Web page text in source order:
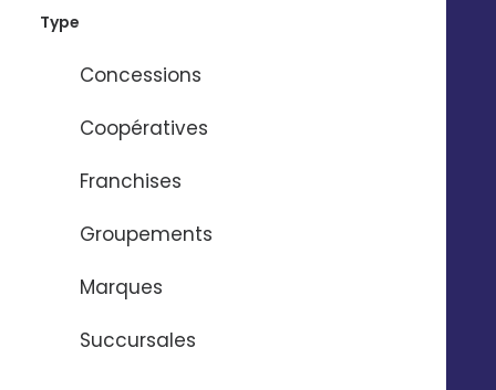
Type
Concessions
Coopératives
Franchises
Groupements
Marques
Succursales
Scalabilité
Déployez des centaines de campagnes